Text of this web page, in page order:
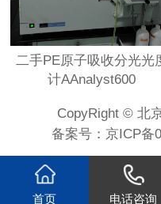
二手PE原子吸收分光光
计AAnalyst600
CopyRight © 北
备案号： 京ICP备
首页 电话咨询